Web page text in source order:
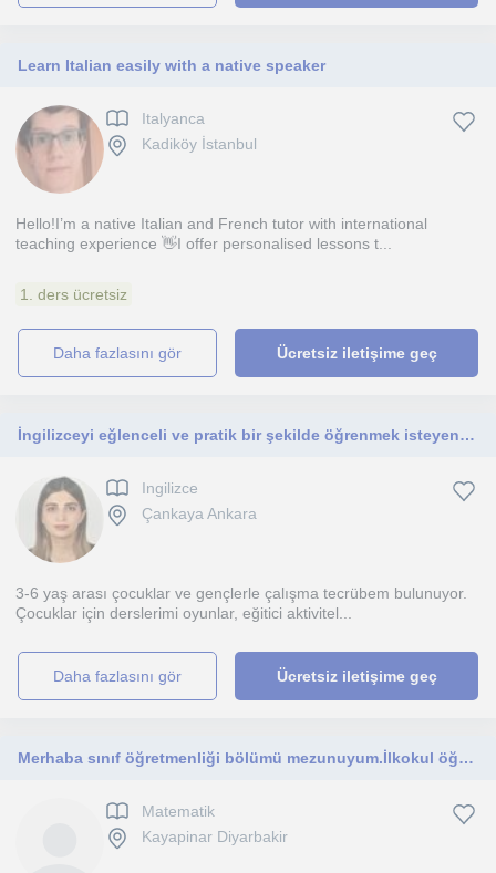
Learn Italian easily with a native speaker
Italyanca
Kadiköy İstanbul
Hello!I’m a native Italian and French tutor with international
teaching experience 👋I offer personalised lessons t...
1. ders ücretsiz
daha fazlasını gör Ücretsiz iletişime geç
İngilizceyi eğlenceli ve pratik bir şekilde öğrenmek isteyen çocuklara ve başlangıç seviyesindeki öğrencilere yardımcı ouyorum
Ingilizce
Çankaya Ankara
3-6 yaş arası çocuklar ve gençlerle çalışma tecrübem bulunuyor.
Çocuklar için derslerimi oyunlar, eğitici aktivitel...
daha fazlasını gör Ücretsiz iletişime geç
Merhaba sınıf öğretmenliği bölümü mezunuyum.İlkokul öğrencilerine yönelik katkı sağlamak istiyorum
Matematik
Kayapinar Diyarbakir